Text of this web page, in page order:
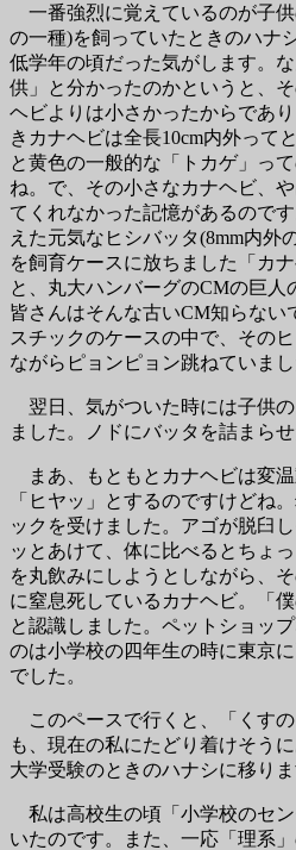
一番強烈に覚えているのが子
の一種)を飼っていたときのハナ
低学年の頃だった気がします。
供」と分かったのかというと、
ヘビよりは小さかったからであ
きカナヘビは全長10cm内外って
と黄色の一般的な「トカゲ」っ
ね。で、その小さなカナヘビ、
てくれなかった記憶があるので
えた元気なヒシバッタ(8mm内外
を飼育ケースに放ちました「カ
と、丸大ハンバーグのCMの巨
皆さんはそんな古いCM知らない
スチックのケースの中で、その
ながらピョンピョン跳ねていまし
翌日、気がついた時には子供
ました。ノドにバッタを詰まらせ
まあ、もともとカナヘビは変
「ヒヤッ」とするのですけどね
ックを受けました。アゴが脱臼
ッとあけて、体に比べるとちょ
を丸飲みにしようとしながら、
に窒息死しているカナヘビ。「
と認識しました。ペットショッ
のは小学校の四年生の時に東京
でした。
このペースで行くと、「くす
も、現在の私にたどり着けそう
大学受験のときのハナシに移りま
私は高校生の頃「小学校のセ
いたのです。また、一応「理系